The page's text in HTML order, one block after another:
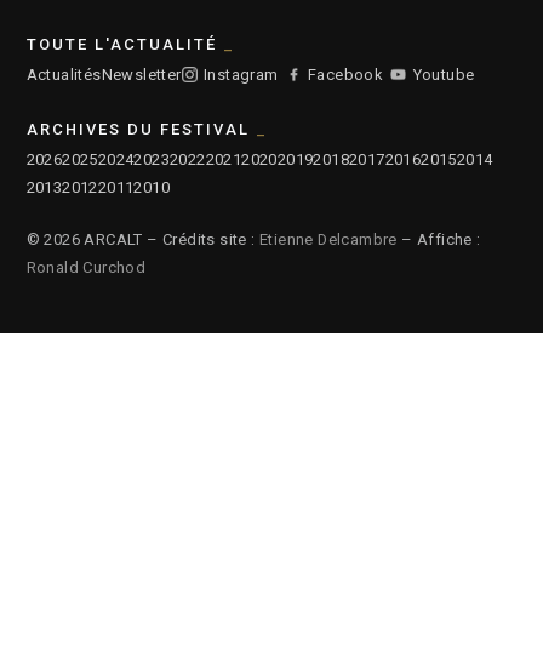
TOUTE L'ACTUALITÉ
ActualitésNewsletter Instagram Facebook Youtube
ARCHIVES DU FESTIVAL
2026202520242023202220212020201920182017201620152014
2013201220112010
© 2026 ARCALT – Crédits site : Etienne Delcambre – Affiche :
Ronald Curchod